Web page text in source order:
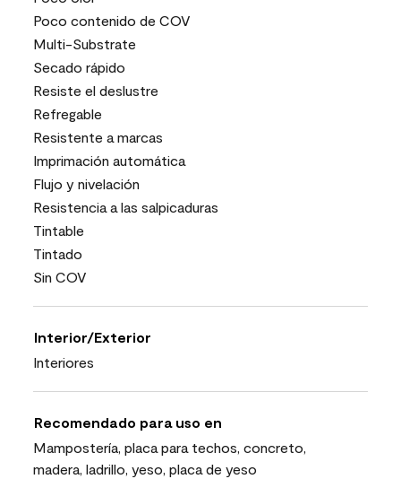
Poco contenido de COV
Multi-Substrate
Secado rápido
Resiste el deslustre
Refregable
Resistente a marcas
Imprimación automática
Flujo y nivelación
Resistencia a las salpicaduras
Tintable
Tintado
Sin COV
Interior/Exterior
Interiores
Recomendado para uso en
Mampostería, placa para techos, concreto,
madera, ladrillo, yeso, placa de yeso